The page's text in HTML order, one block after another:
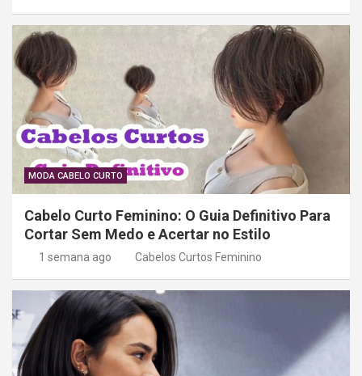
MODA CABELO CURTO
Cabelo Curto Feminino: O Guia Definitivo Para
Cortar Sem Medo e Acertar no Estilo
1 semana ago Cabelos Curtos Feminino